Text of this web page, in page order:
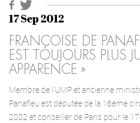
17 Sep 2012
FRANÇOISE DE
EST TOUJOURS PLUS
APPARENCE »
Membre de l’UMP et ancienne
Panafieu est députée de la 16ème
2002 et conseiller de Paris pour le